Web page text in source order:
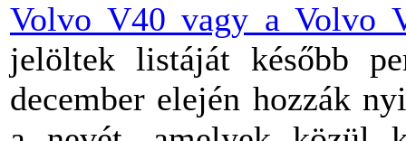
Volvo V40 vagy a Volvo
jelöltek listáját később
december elején hozzák